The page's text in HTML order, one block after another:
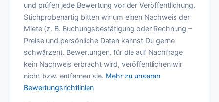
und prüfen jede Bewertung vor der Veröffentlichung.
Stichprobenartig bitten wir um einen Nachweis der
Miete (z. B. Buchungsbestätigung oder Rechnung –
Preise und persönliche Daten kannst Du gerne
schwärzen). Bewertungen, für die auf Nachfrage
kein Nachweis erbracht wird, veröffentlichen wir
nicht bzw. entfernen sie. Mehr zu unseren
Bewertungsrichtlinien